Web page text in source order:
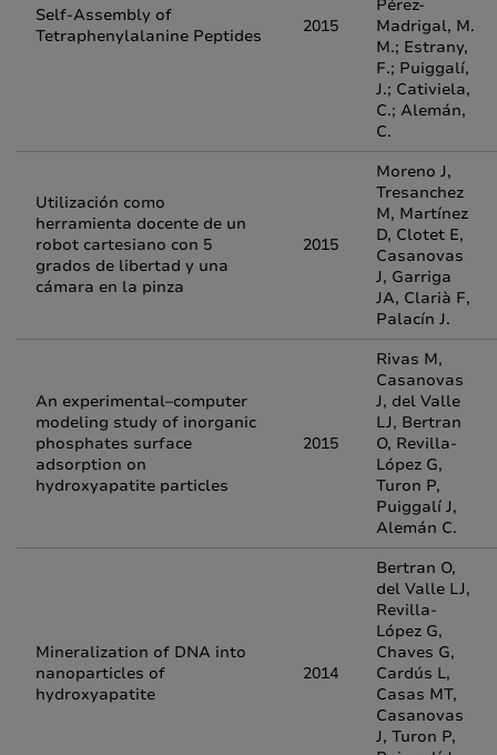
Self-Assembly of
Tetraphenylalanine Peptides
2015
Pérez-
Madrigal, M.
M.; Estrany,
F.; Puiggalí,
J.; Cativiela,
C.; Alemán,
C.
Utilización como
herramienta docente de un
robot cartesiano con 5
grados de libertad y una
cámara en la pinza
2015
Moreno J,
Tresanchez
M, Martínez
D, Clotet E,
Casanovas
J, Garriga
JA, Clarià F,
Palacín J.
An experimental–computer
modeling study of inorganic
phosphates surface
adsorption on
hydroxyapatite particles
2015
Rivas M,
Casanovas
J, del Valle
LJ, Bertran
O, Revilla-
López G,
Turon P,
Puiggalí J,
Alemán C.
Mineralization of DNA into
nanoparticles of
hydroxyapatite
2014
Bertran O,
del Valle LJ,
Revilla-
López G,
Chaves G,
Cardús L,
Casas MT,
Casanovas
J, Turon P,